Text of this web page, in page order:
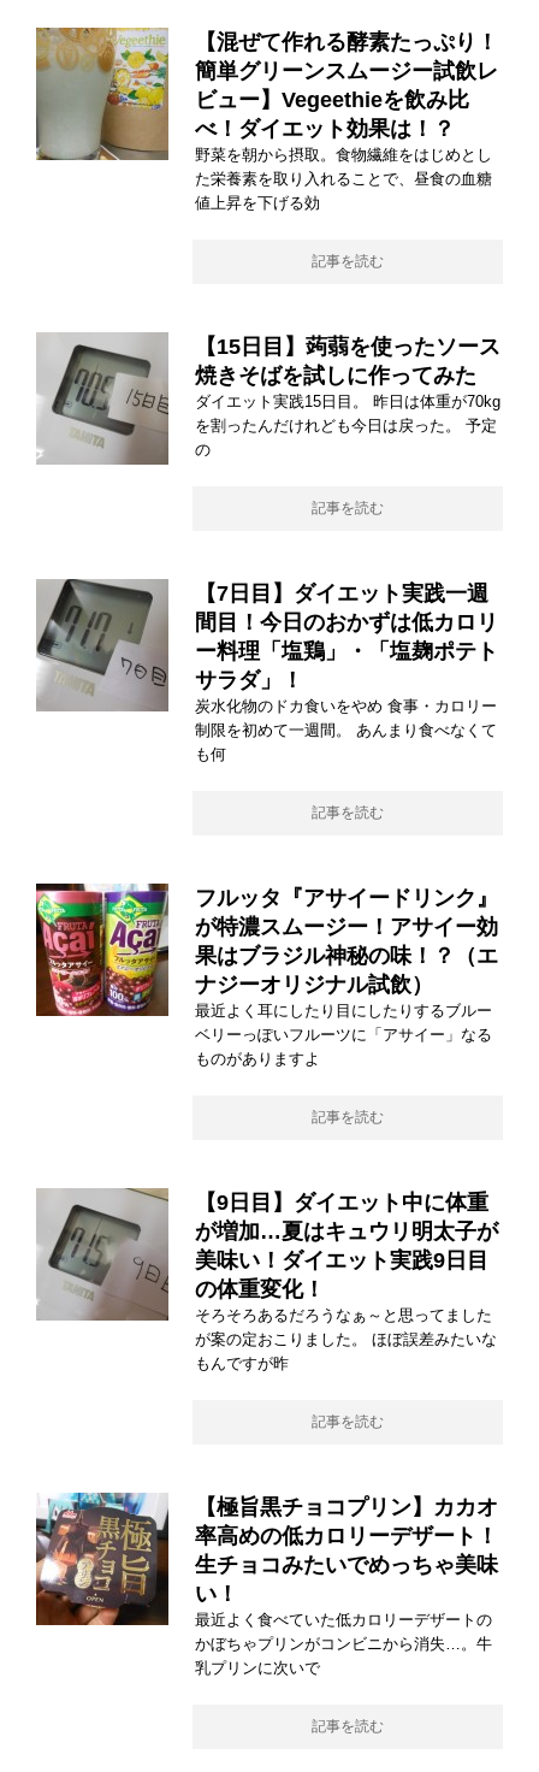
【混ぜて作れる酵素たっぷり！
簡単グリーンスムージー試飲レ
ビュー】Vegeethieを飲み比
べ！ダイエット効果は！？
野菜を朝から摂取。食物繊維をはじめとし
た栄養素を取り入れることで、昼食の血糖
値上昇を下げる効
記事を読む
【15日目】蒟蒻を使ったソース
焼きそばを試しに作ってみた
ダイエット実践15日目。 昨日は体重が70kg
を割ったんだけれども今日は戻った。 予定
の
記事を読む
【7日目】ダイエット実践一週
間目！今日のおかずは低カロリ
ー料理「塩鶏」・「塩麹ポテト
サラダ」！
炭水化物のドカ食いをやめ 食事・カロリー
制限を初めて一週間。 あんまり食べなくて
も何
記事を読む
フルッタ『アサイードリンク』
が特濃スムージー！アサイー効
果はブラジル神秘の味！？（エ
ナジーオリジナル試飲）
最近よく耳にしたり目にしたりするブルー
ベリーっぽいフルーツに「アサイー」なる
ものがありますよ
記事を読む
【9日目】ダイエット中に体重
が増加…夏はキュウリ明太子が
美味い！ダイエット実践9日目
の体重変化！
そろそろあるだろうなぁ～と思ってました
が案の定おこりました。 ほぼ誤差みたいな
もんですが昨
記事を読む
【極旨黒チョコプリン】カカオ
率高めの低カロリーデザート！
生チョコみたいでめっちゃ美味
い！
最近よく食べていた低カロリーデザートの
かぼちゃプリンがコンビニから消失…。牛
乳プリンに次いで
記事を読む